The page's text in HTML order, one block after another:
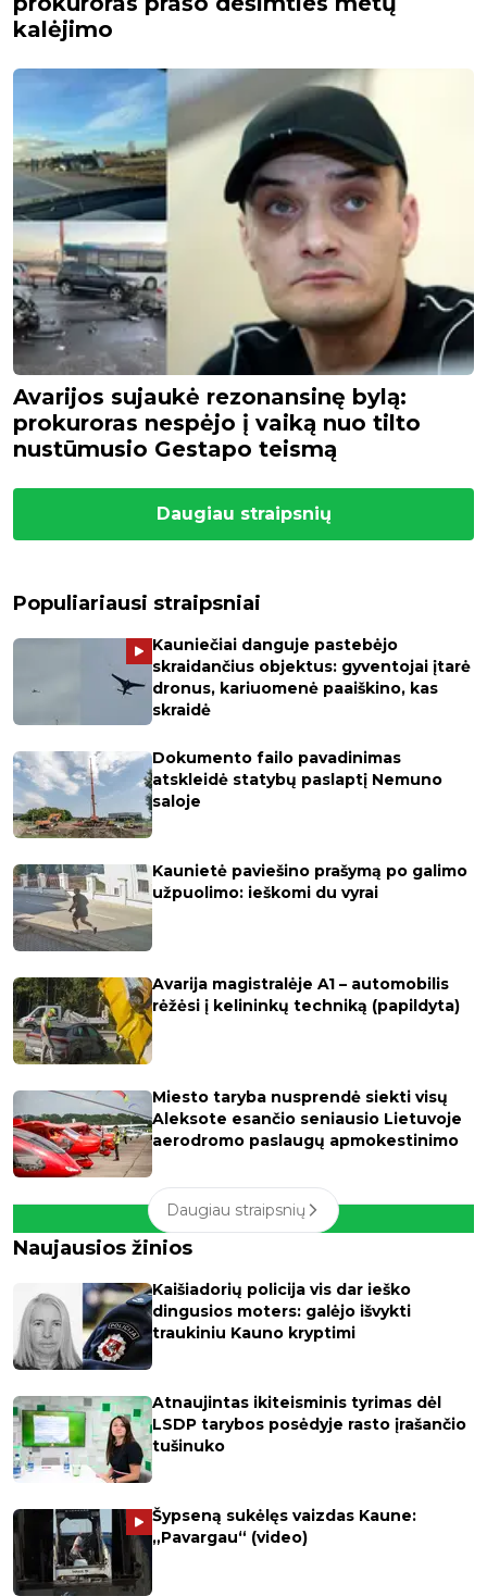
kalėjimo
Avarijos sujaukė rezonansinę bylą:
prokuroras nespėjo į vaiką nuo tilto
nustūmusio Gestapo teismą
Daugiau straipsnių
Populiariausi straipsniai
Kauniečiai danguje pastebėjo
skraidančius objektus: gyventojai įtarė
dronus, kariuomenė paaiškino, kas
skraidė
Dokumento failo pavadinimas
atskleidė statybų paslaptį Nemuno
saloje
Kaunietė paviešino prašymą po galimo
užpuolimo: ieškomi du vyrai
Avarija magistralėje A1 – automobilis
rėžėsi į kelininkų techniką (papildyta)
Miesto taryba nusprendė siekti visų
Aleksote esančio seniausio Lietuvoje
aerodromo paslaugų apmokestinimo
Daugiau straipsnių
Naujausios žinios
Kaišiadorių policija vis dar ieško
dingusios moters: galėjo išvykti
traukiniu Kauno kryptimi
Atnaujintas ikiteisminis tyrimas dėl
LSDP tarybos posėdyje rasto įrašančio
tušinuko
Šypseną sukėlęs vaizdas Kaune:
„Pavargau“ (video)